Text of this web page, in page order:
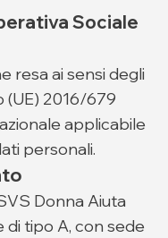
Sociale
resa ai sensi degli
(UE) 2016/679
applicabile
personali.
Donna Aiuta
di tipo A, con sede